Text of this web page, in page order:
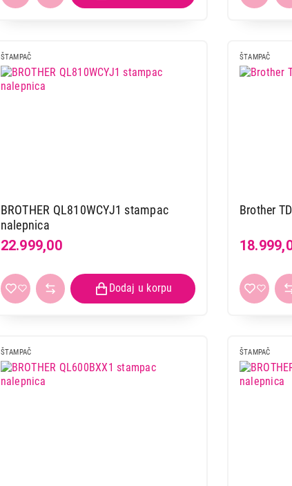
ŠTAMPAČ
BROTHER QL810WCYJ1 stampac
nalepnica
22.999,00
ŠTAMPAČ
Brother
ŠTAMPAČ ŠTAMPAČ